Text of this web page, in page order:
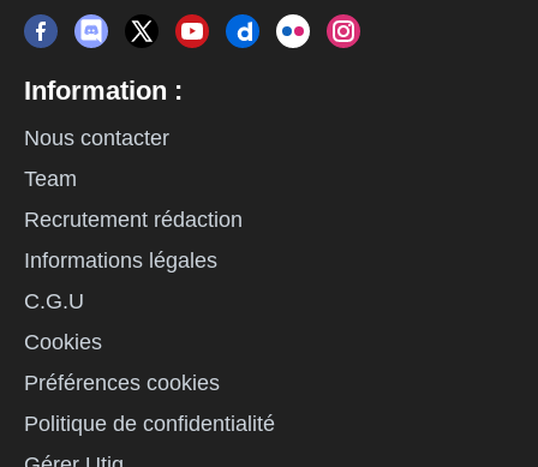
Information :
Nous contacter
Team
Recrutement rédaction
Informations légales
C.G.U
Cookies
Préférences cookies
Politique de confidentialité